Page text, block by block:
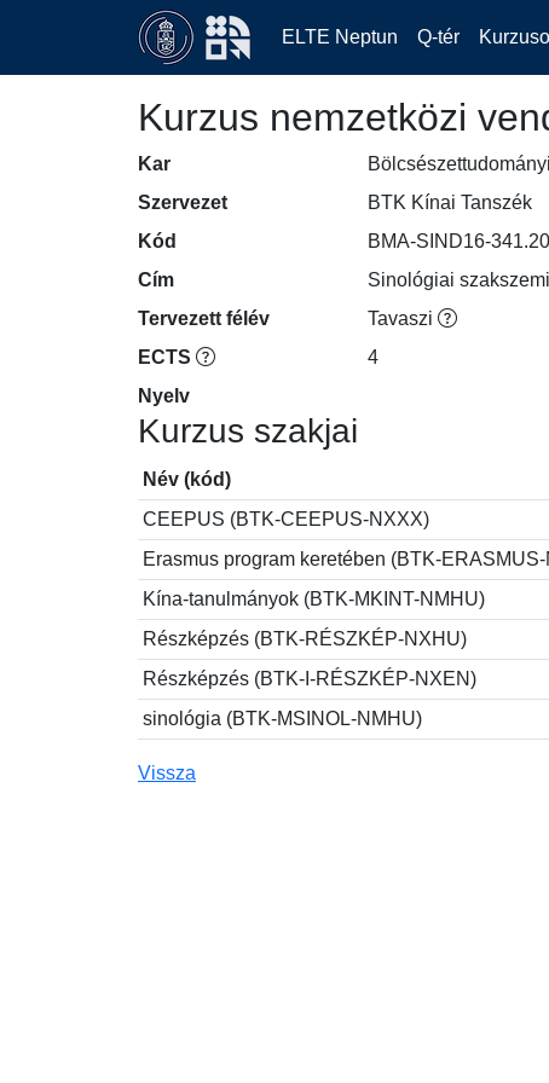
ELTE Neptun Q-tér
Kurzus nemzetközi
Kar
Szervezet
BTK Kínai Tanszék
Kód
BMA-SIND16-341.20
Cím
Sinológiai
Tervezett félév
Tavaszi
ECTS
4
Nyelv
Kurzus szakjai
Név (kód)
CEEPUS (BTK-CEEPUS-NXXX)
Erasmus program keretében (BTK-
Kína-tanulmányok (BTK-MKINT-NMHU)
Részképzés (BTK-RÉSZKÉP-NXHU)
Részképzés (BTK-I-RÉSZKÉP-NXEN)
sinológia (BTK-MSINOL-NMHU)
Vissza